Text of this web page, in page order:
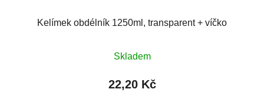
Kelímek obdélník 1250ml, transparent + víčko
Skladem
22,20 Kč